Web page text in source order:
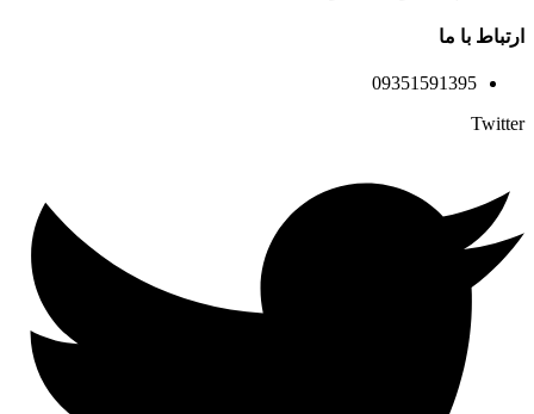
ارتباط با ما
09351591395
Twitter